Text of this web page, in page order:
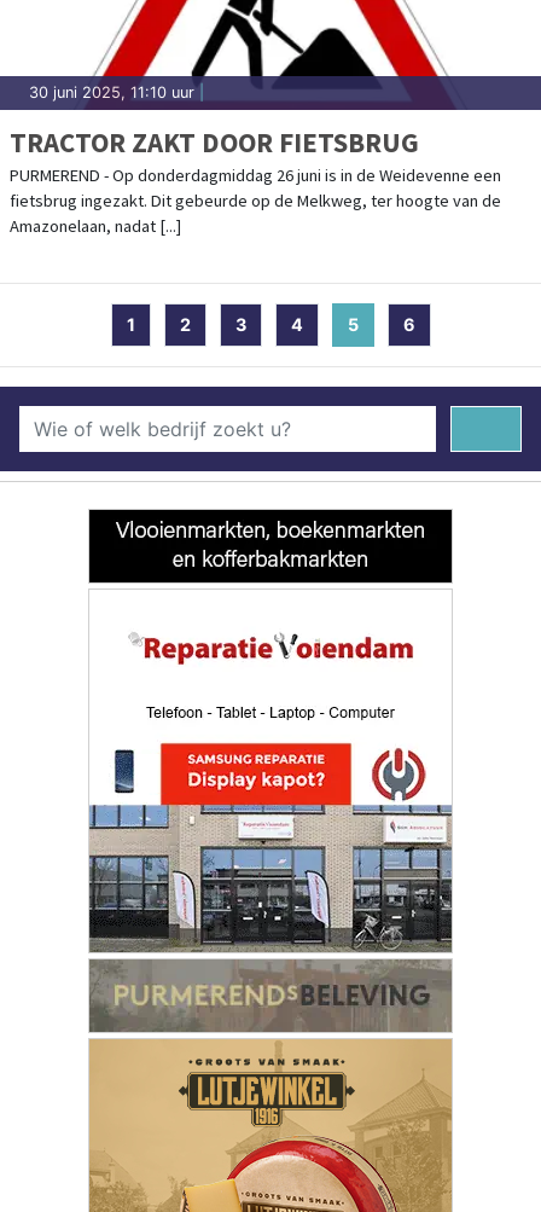
30 juni 2025, 11:10 uur|
TRACTOR ZAKT DOOR FIETSBRUG
PURMEREND - Op donderdagmiddag 26 juni is in de Weidevenne een
fietsbrug ingezakt. Dit gebeurde op de Melkweg, ter hoogte van de
Amazonelaan, nadat [...]
1 2 3 4 5(current)
6